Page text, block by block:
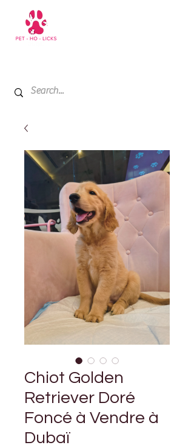
Chiot Golden
Retriever Doré
Foncé à Vendre à
Dubaï